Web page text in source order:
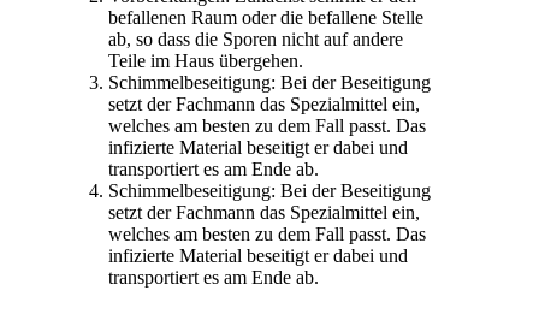
befallenen Raum oder die befallene Stelle
ab, so dass die Sporen nicht auf andere
Teile im Haus übergehen.
Schimmelbeseitigung: Bei der Beseitigung
setzt der Fachmann das Spezialmittel ein,
welches am besten zu dem Fall passt. Das
infizierte Material beseitigt er dabei und
transportiert es am Ende ab.
Schimmelbeseitigung: Bei der Beseitigung
setzt der Fachmann das Spezialmittel ein,
welches am besten zu dem Fall passt. Das
infizierte Material beseitigt er dabei und
transportiert es am Ende ab.